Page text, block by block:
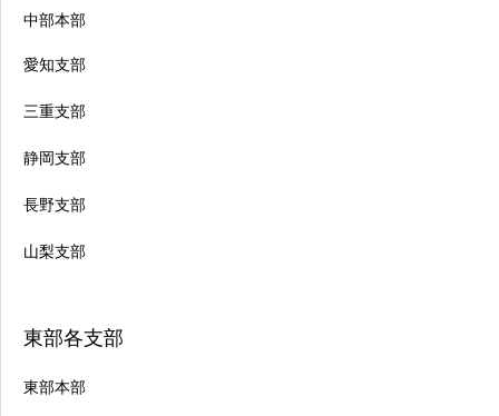
中部本部
愛知支部
三重支部
静岡支部
長野支部
山梨支部
東部各支部
東部本部